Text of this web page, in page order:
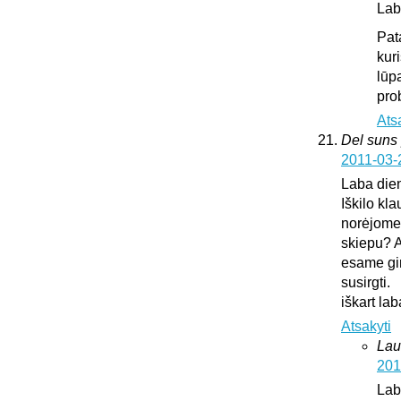
Del suns
2011-
Laba
Iškilo
skiepu?
esame
susirgti.
iškart
Atsakyti